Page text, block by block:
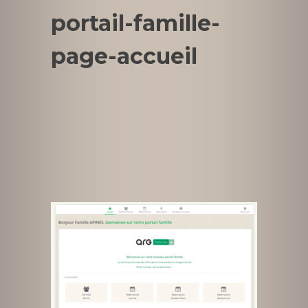
portail-famille-
page-accueil